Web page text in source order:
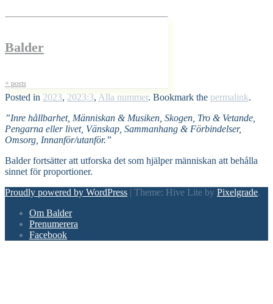
Balder
+ posts
Posted in 2023, 2023:3, Alla nummer. Bookmark the permalink.
”Inre hållbarhet, Människan & Musiken, Skogen, Tro & Vetande,
Pengarna eller livet, Vänskap, Sammanhang & Förbindelser,
Omsorg, Innanför/utanför.”
Balder fortsätter att utforska det som hjälper människan att behålla
sinnet för proportioner.
Proudly powered by WordPress | Theme: Hive Lite by Pixelgrade.
Footer
navigation
Om Balder
Prenumerera
Facebook